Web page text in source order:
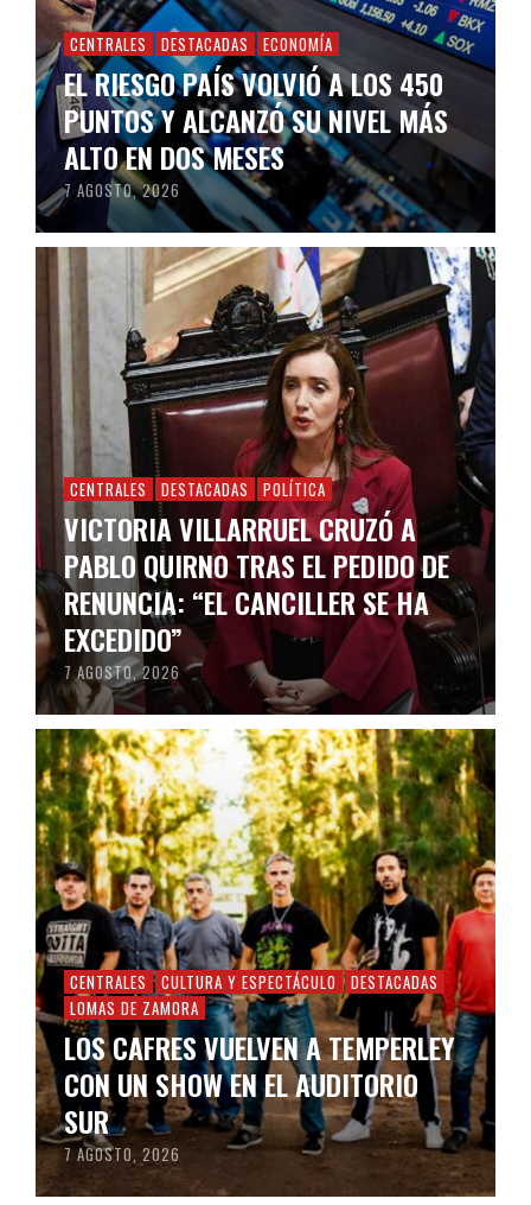
CENTRALES DESTACADAS ECONOMÍA
EL RIESGO PAÍS VOLVIÓ A LOS 450
PUNTOS Y ALCANZÓ SU NIVEL MÁS
ALTO EN DOS MESES
7 AGOSTO, 2026
CENTRALES DESTACADAS POLÍTICA
VICTORIA VILLARRUEL CRUZÓ A
PABLO QUIRNO TRAS EL PEDIDO DE
RENUNCIA: “EL CANCILLER SE HA
EXCEDIDO”
7 AGOSTO, 2026
CENTRALES CULTURA Y ESPECTÁCULO
DESTACADAS
LOMAS DE ZAMORA
LOS CAFRES VUELVEN A TEMPERLEY
CON UN SHOW EN EL AUDITORIO
SUR
7 AGOSTO, 2026